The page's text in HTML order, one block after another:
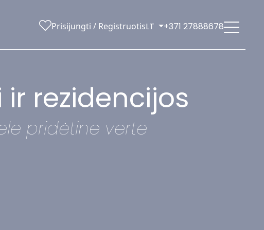
Prisijungti / RegistruotisLT +371 27888678
rezidencijos
pridėtine verte